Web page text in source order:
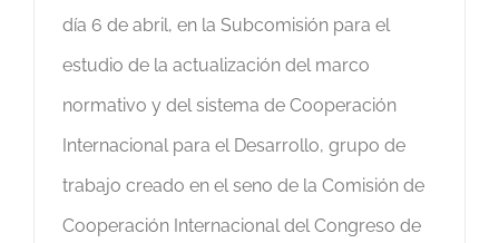
día 6 de abril, en la Subcomisión para el
estudio de la actualización del marco
normativo y del sistema de Cooperación
Internacional para el Desarrollo, grupo de
trabajo creado en el seno de la Comisión de
Cooperación Internacional del Congreso de